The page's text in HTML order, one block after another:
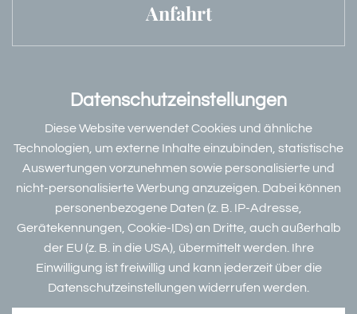
Datenschutzeinstellungen
Diese Website verwendet Cookies und ähnliche
Technologien, um externe Inhalte einzubinden, statistische
Auswertungen vorzunehmen sowie personalisierte und
nicht-personalisierte Werbung anzuzeigen. Dabei können
personenbezogene Daten (z. B. IP-Adresse,
Gerätekennungen, Cookie-IDs) an Dritte, auch außerhalb
der EU (z. B. in die USA), übermittelt werden. Ihre
Einwilligung ist freiwillig und kann jederzeit über die
Datenschutzeinstellungen widerrufen werden.
Anfahrt
Bewertungen & Partner
Datenschutz
Dieser Inhalt ist nur sichtbar wenn Sie Cookies von
"DEHOGA Deutsche Hotelklassifizierung GmbH"
akzeptieren.
AkzeptierenEinstellungen